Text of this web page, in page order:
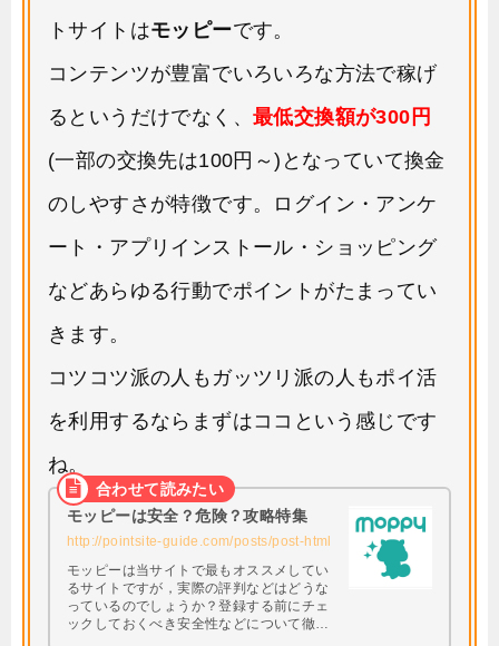
トサイトはモッピーです。
コンテンツが豊富でいろいろな方法で稼げ
るというだけでなく、 最低交換額が300円
(一部の交換先は100円～)となっていて換金
のしやすさが特徴です。ログイン・アンケ
ート・アプリインストール・ショッピング
などあらゆる行動でポイントがたまってい
きます。
コツコツ派の人もガッツリ派の人もポイ活
を利用するならまずはココという感じです
ね。
モッピーは安全？危険？攻略特集
http://pointsite-guide.com/posts/post-html
モッピーは当サイトで最もオススメしてい
るサイトですが，実際の評判などはどうな
っているのでしょうか？登録する前にチェ
ックしておくべき安全性などについて徹底